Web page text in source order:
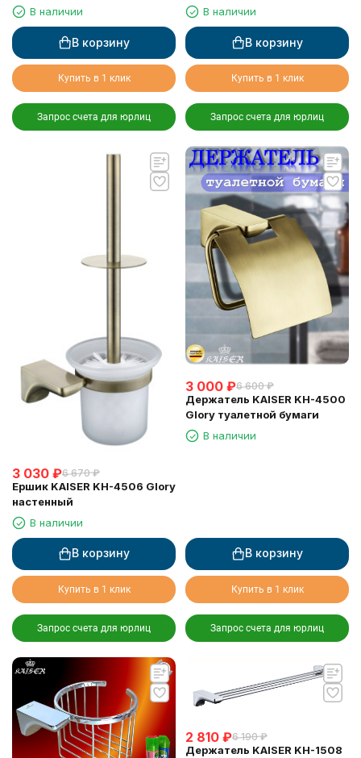
В наличии
В корзину
Купить в 1 клик
Запрос счета для юрлиц
В наличии
В корзину
Купить в 1 клик
Запрос счета для юрлиц
3 030 ₽6 670 ₽
Ершик KAISER KH-4506 Glory
настенный
В наличии
В корзину
Купить в 1 клик
Запрос счета для юрлиц
3 000 ₽6 600 ₽
Держатель KAISER KH-4500
Glory туалетной бумаги
В наличии
В корзину
Купить в 1 клик
Запрос счета для юрлиц
2 810 ₽6 190 ₽
Держатель KAISER KH-1508